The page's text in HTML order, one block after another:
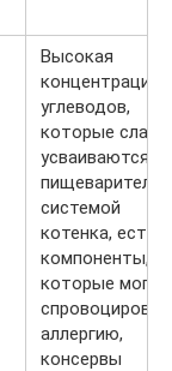
Высокая
концентрация
углеводов,
которые слабо
усваиваются
системой
котенка, есть
компоненты,
которые могут
аллергию,
консервы